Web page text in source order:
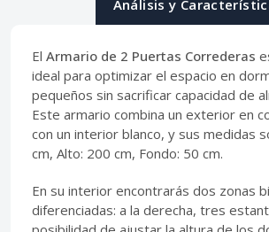
Análisis y
El Armario de 2 Puertas Correderas
ideal para optimizar el espacio en
pequeños sin sacrificar capacidad de
Este armario combina un exterior en
con un interior blanco, y sus medidas
cm, Alto: 200 cm, Fondo: 50 cm.
En su interior encontrarás dos zonas
diferenciadas: a la derecha, tres